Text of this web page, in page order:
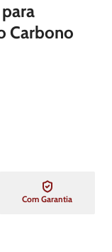
Carbono
Com Garantia